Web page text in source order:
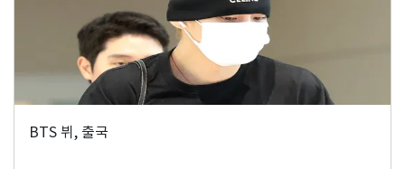
BTS 뷔, 출국